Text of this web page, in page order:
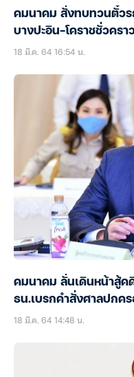
คมนาคม สั่งทบทวนตั๋วร
บางปะอิน-โคราชชั่วครา
18 มี.ค. 64 16:54 น.
คมนาคม ลั่นเดินหน้าสู้ค
ธน.เบรกคำสั่งศาลปกคร
18 มี.ค. 64 14:48 น.